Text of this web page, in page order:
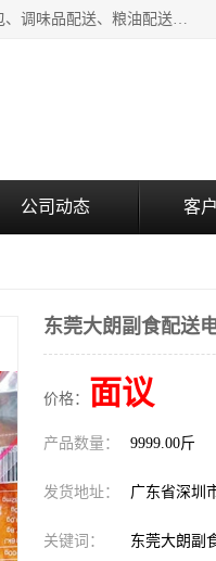
东莞市康隆膳食管理有限公司主要从事：蔬菜配送、食堂承包、企业工厂食堂承包、机关单位食堂承包、调味品配送、粮油配送、干货配送、副食配送、水果配送、海鲜配送等业务，东莞蔬菜配送电话，咨询在线客服。
公司动态 客
东莞大朗副食配送
价格： 面议
产品数量： 9999.00斤
发货地址： 广东省深
关键词： 东莞大朗副